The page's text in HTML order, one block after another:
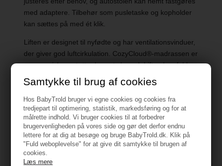
Samtykke til brug af cookies
Hos BabyTrold bruger vi egne cookies og cookies fra
tredjepart til optimering, statistik, markedsføring og for at
målrette indhold. Vi bruger cookies til at forbedrer
brugervenligheden på vores side og gør det derfor endnu
lettere for at dig at besøge og bruge BabyTrold.dk. Klik på
"Fuld weboplevelse" for at give dit samtykke til brugen af
cookies.
Læs mere
med adaptere. Tilbehør som pusletaske og kopholder
kan sættes på med ét klik.
Liften er designet til nyfødte og har ventilationsvinduer,
der giver god luftcirkulation. CozyCloud®-madrassen er
ergonomisk og støtter barnets hoved. Liften kan foldes
sammen og opbevares nemt i bilen. En lille lomme
giver plads til flasker og småting.
Når barnet bliver større, kan liften skiftes ud med et
justerbart sæde. Sædet har fire positioner, og ryglænet
har ventilation, der giver en behagelig temperatur.
Kalechen har UV-beskyttelse og en solskygge, som kan
foldes ud for ekstra skygge.